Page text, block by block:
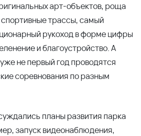
арт-объектов, роща
трассы, самый
рукоход в форме цифры
и благоустройство. А
не первый год проводятся
соревнования по разным
планы развития парка
запуск видеонаблюдения,